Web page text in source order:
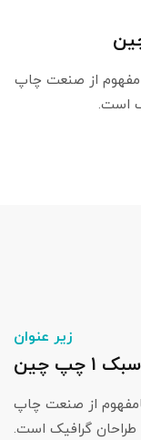
از صنعت چاپ
است.
زیر عنوان
چپ چین
از صنعت چاپ
طراحان گرافیک است.